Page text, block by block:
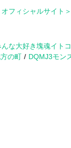
オフィシャルサイト
んな大好き塊魂イト
の町 DQMJ3モン